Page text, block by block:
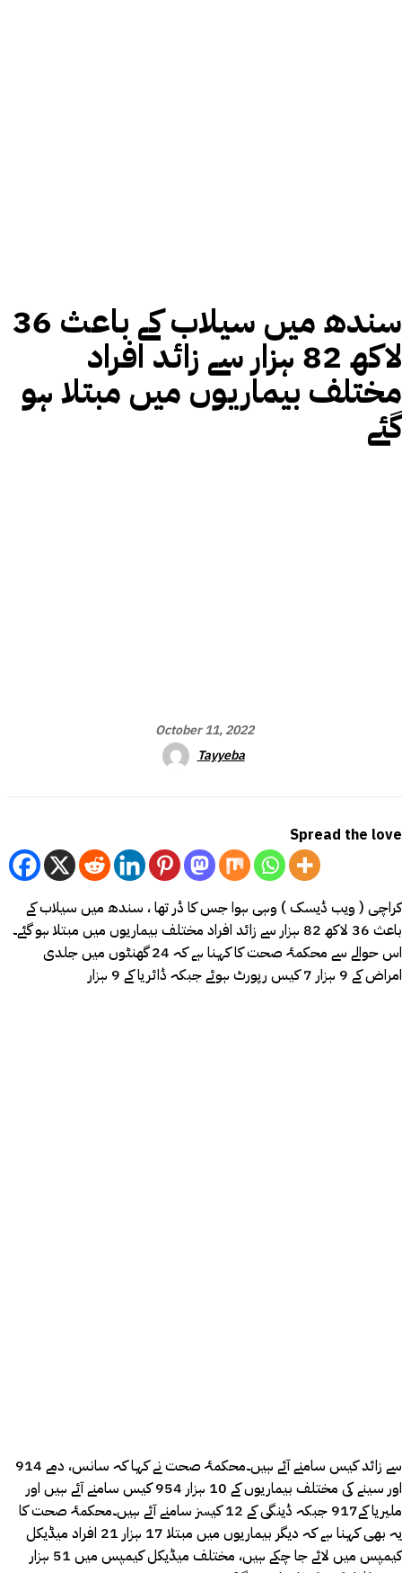
سندھ میں سیلاب کے باعث 36
لاکھ 82 ہزار سے زائد افراد
مختلف بیماریوں میں مبتلا ہو
گئے
October 11, 2022
Tayyeba
Spread the love
کراچی ( ویب ڈیسک ) وہی ہوا جس کا ڈر تھا ، سندھ میں سیلاب کے
باعث 36 لاکھ 82 ہزار سے زائد افراد مختلف بیماریوں میں مبتلا ہو گئے۔
اس حوالے سے ‏محکمۂ صحت کا کہنا ہے کہ 24 گھنٹوں میں جلدی
امراض کے 9 ہزار 7 کیس رپورٹ ہوئے جبکہ ڈائریا کے 9 ہزار
914 سے زائد کیس سامنے آئے ہیں۔محکمۂ صحت نے کہا کہ سانس، دمے
اور سینے کی مختلف بیماریوں کے 10 ہزار 954 کیس سامنے آئے ہیں اور
ملیریا کے917 جبکہ ڈینگی کے 12 کیسز سامنے آئے ہیں۔محکمۂ صحت کا
یہ بھی کہنا ہے کہ دیگر بیماریوں میں مبتلا 17 ہزار 21 افراد میڈیکل
کیمپس میں لائے جا چکے ہیں، مختلف میڈیکل کیمپس میں 51 ہزار